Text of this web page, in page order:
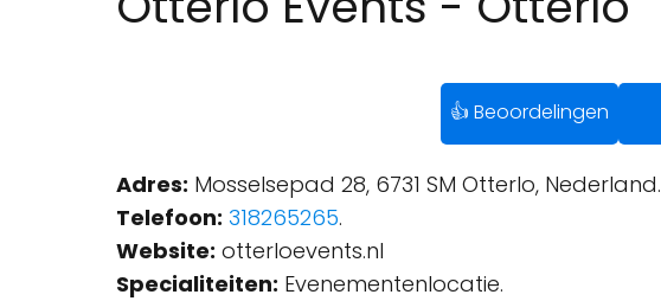
👍 Beoordelingen
Adres: Mosselsepad 28, 6731 SM Otterlo, Nederland.
Telefoon: 318265265.
Website: otterloevents.nl
Specialiteiten: Evenementenlocatie.